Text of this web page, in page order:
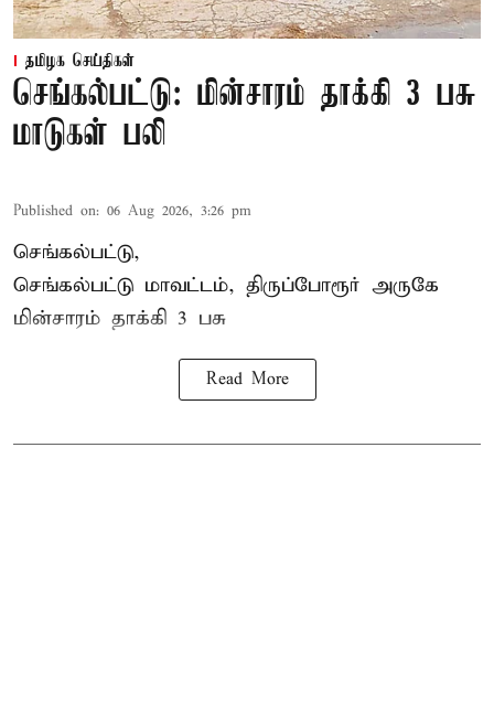
தமிழக செய்திகள்
செங்கல்பட்டு: மின்சாரம் தாக்கி 3 பசு
மாடுகள் பலி
Published on: 06 Aug 2026, 3:26 pm
செங்கல்பட்டு,
செங்கல்பட்டு மாவட்டம், திருப்போரூர் அருகே
மின்சாரம் தாக்கி 3 பசு
Read More